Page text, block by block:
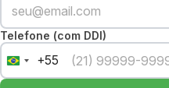
Telefone (com DDI)
Brazil
+55
+55